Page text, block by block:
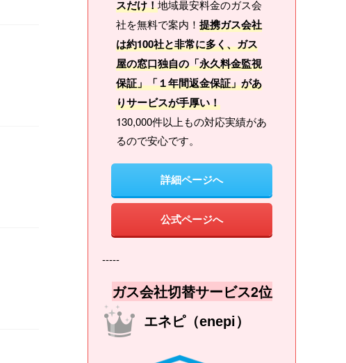
スだけ！地域最安料金のガス会
社を無料で案内！ 提携ガス会社
は約100社と非常に多く、ガス
屋の窓口独自の「永久料金監視
保証」「１年間返金保証」があ
りサービスが手厚い！
130,000件以上もの対応実績があ
るので安心です。
詳細ページへ
公式ページへ
-----
ガス会社切替サービス2位
エネピ（enepi）